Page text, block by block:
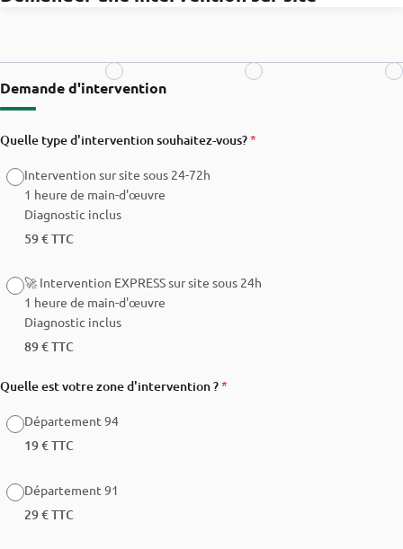
Demande d'intervention
Quelle type d'intervention souhaitez-vous?*
Intervention sur site sous 24-72h
1 heure de main-d'œuvre
Diagnostic inclus
59 € TTC
🚀 Intervention EXPRESS sur site sous 24h
1 heure de main-d'œuvre
Diagnostic inclus
89 € TTC
Quelle est votre zone d'intervention ?*
Département 94
19 € TTC
Département 91
29 € TTC